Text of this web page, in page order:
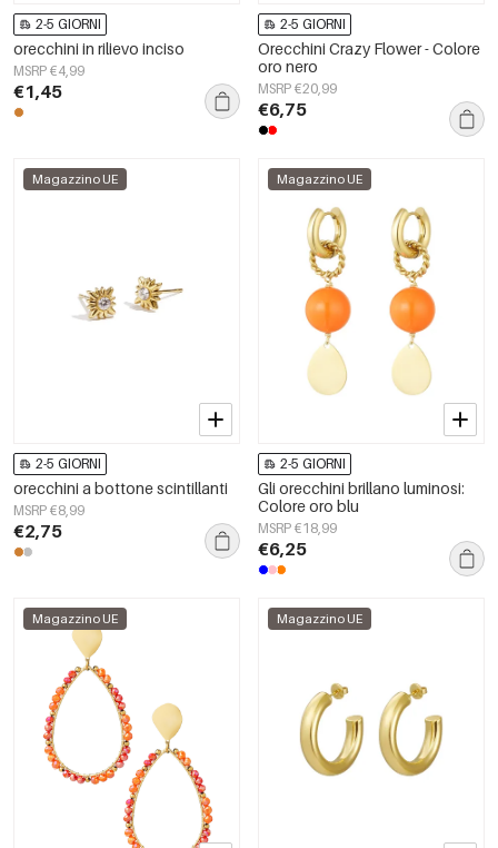
2-5 GIORNI
orecchini in rilievo inciso
MSRP €4,99
€1,45
2-5 GIORNI
Orecchini Crazy Flower - Colore
oro nero
MSRP €20,99
€6,75
Magazzino UE
2-5 GIORNI
orecchini a bottone scintillanti
MSRP €8,99
€2,75
Magazzino UE
2-5 GIORNI
Gli orecchini brillano luminosi:
Colore oro blu
MSRP €18,99
€6,25
Magazzino UE Magazzino UE